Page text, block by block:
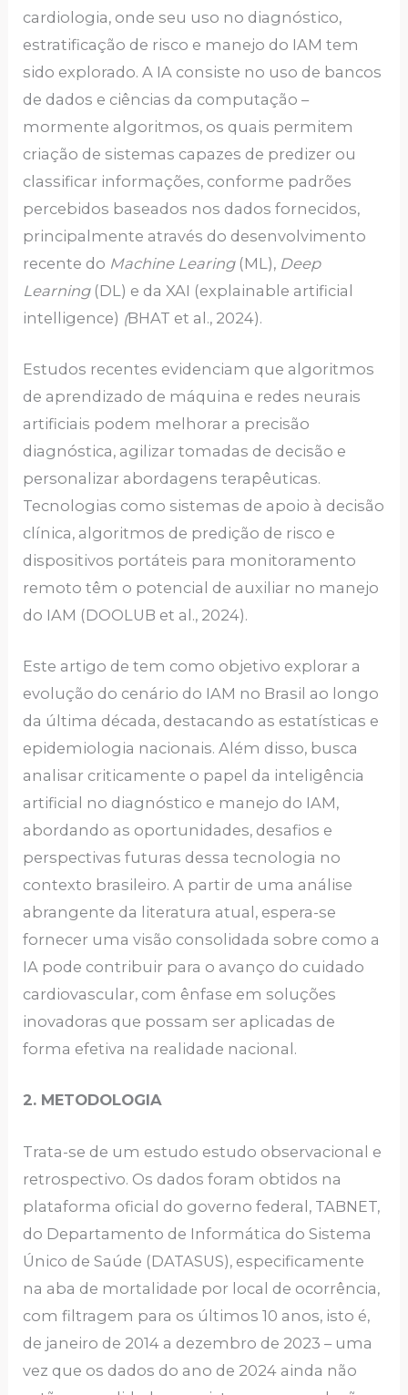
cardiologia, onde seu uso no diagnóstico,
estratificação de risco e manejo do IAM tem
sido explorado. A IA consiste no uso de bancos
de dados e ciências da computação –
mormente algoritmos, os quais permitem
criação de sistemas capazes de predizer ou
classificar informações, conforme padrões
percebidos baseados nos dados fornecidos,
principalmente através do desenvolvimento
recente do Machine Learing (ML), Deep
Learning (DL) e da XAI (explainable artificial
intelligence) (BHAT et al., 2024).
Estudos recentes evidenciam que algoritmos
de aprendizado de máquina e redes neurais
artificiais podem melhorar a precisão
diagnóstica, agilizar tomadas de decisão e
personalizar abordagens terapêuticas.
Tecnologias como sistemas de apoio à decisão
clínica, algoritmos de predição de risco e
dispositivos portáteis para monitoramento
remoto têm o potencial de auxiliar no manejo
do IAM (DOOLUB et al., 2024).
Este artigo de tem como objetivo explorar a
evolução do cenário do IAM no Brasil ao longo
da última década, destacando as estatísticas e
epidemiologia nacionais. Além disso, busca
analisar criticamente o papel da inteligência
artificial no diagnóstico e manejo do IAM,
abordando as oportunidades, desafios e
perspectivas futuras dessa tecnologia no
contexto brasileiro. A partir de uma análise
abrangente da literatura atual, espera-se
fornecer uma visão consolidada sobre como a
IA pode contribuir para o avanço do cuidado
cardiovascular, com ênfase em soluções
inovadoras que possam ser aplicadas de
forma efetiva na realidade nacional.
2. METODOLOGIA
Trata-se de um estudo estudo observacional e
retrospectivo. Os dados foram obtidos na
plataforma oficial do governo federal, TABNET,
do Departamento de Informática do Sistema
Único de Saúde (DATASUS), especificamente
na aba de mortalidade por local de ocorrência,
com filtragem para os últimos 10 anos, isto é,
de janeiro de 2014 a dezembro de 2023 – uma
vez que os dados do ano de 2024 ainda não